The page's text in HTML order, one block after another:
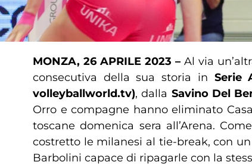
MONZA, 26 APRILE 2023 – Al via
consecutiva della sua storia in Serie
volleyballworld.tv), dalla Savino Del
Orro e compagne hanno eliminato
toscane domenica sera all’Arena.
costretto le milanesi al tie-break, con
Barbolini capace di ripagarle con la